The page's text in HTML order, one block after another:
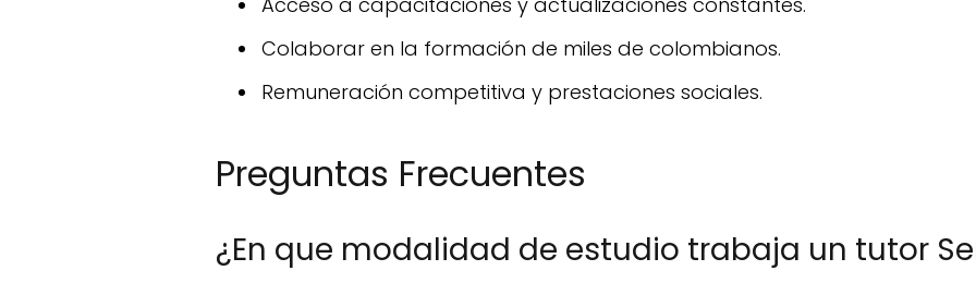
Colaborar en la formación de miles de colombianos.
Remuneración competitiva y prestaciones sociales.
Preguntas Frecuentes
¿En que modalidad de estudio trabaja un tutor